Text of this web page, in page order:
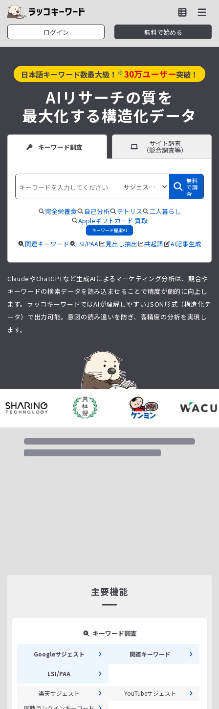
ログイン 無料で始める
日本語キーワード数最大級！ ※30万ユーザー突破！
AIリサーチの質を
最大化する構造化データ
キーワード調査 サイト調査
（競合調査等）
無料
で調
査
完全栄養食 自己分析 テトリス
二人暮らし
Appleギフトカード 買取
キーワード提案AI
関連キーワード LSI/PAA 見出し抽出 共起語 AI記事生成
ClaudeやChatGPTなど生成AIによるマーケティング分析は、競合や
キーワードの検索データを読み込ませることで精度が劇的に向上し
ます。ラッコキーワードではAIが理解しやすいJSON形式（構造化デ
ータ）で出力可能。意図の読み違いを防ぎ、高精度の分析を実現し
ます。
主要機能
キーワード調査
Googleサジェスト 関連キーワード
LSI/PAA
楽天サジェスト
YouTubeサジェスト